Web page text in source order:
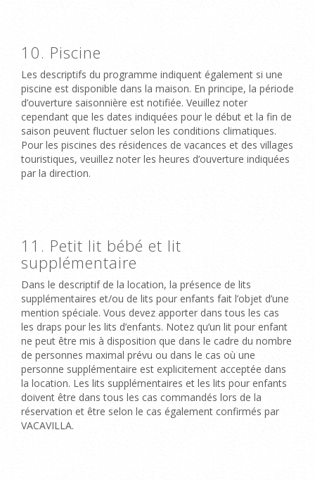
10. Piscine
Les descriptifs du programme indiquent également si une
piscine est disponible dans la maison. En principe, la période
d’ouverture saisonnière est notifiée. Veuillez noter
cependant que les dates indiquées pour le début et la fin de
saison peuvent fluctuer selon les conditions climatiques.
Pour les piscines des résidences de vacances et des villages
touristiques, veuillez noter les heures d’ouverture indiquées
par la direction.
11. Petit lit bébé et lit
supplémentaire
Dans le descriptif de la location, la présence de lits
supplémentaires et/ou de lits pour enfants fait l’objet d’une
mention spéciale. Vous devez apporter dans tous les cas
les draps pour les lits d’enfants. Notez qu’un lit pour enfant
ne peut être mis à disposition que dans le cadre du nombre
de personnes maximal prévu ou dans le cas où une
personne supplémentaire est explicitement acceptée dans
la location. Les lits supplémentaires et les lits pour enfants
doivent être dans tous les cas commandés lors de la
réservation et être selon le cas également confirmés par
VACAVILLA.